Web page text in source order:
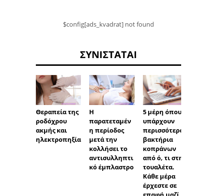
$config[ads_kvadrat] not found
ΣΥΝΙΣΤΆΤΑΙ
Θεραπεία της
ροδόχρου
ακμής και
ηλεκτροπηξία
Η
παρατεταμέν
η περίοδος
μετά την
κολλήσει το
αντισυλληπτι
κό έμπλαστρο
5 μέρη όπου
υπάρχουν
περισσότερα
βακτήρια
κοπράνων
από ό, τι στην
τουαλέτα.
Κάθε μέρα
έρχεστε σε